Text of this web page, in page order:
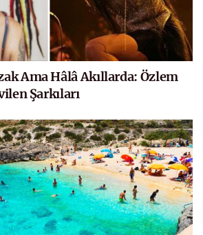
Ama Hâlâ Akıllarda: Özlem
Şarkıları